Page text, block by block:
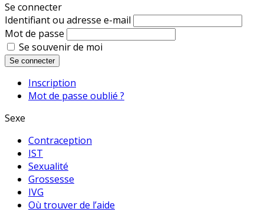
Se connecter
Identifiant ou adresse e-mail
Mot de passe
Se souvenir de moi
Se connecter
Inscription
Mot de passe oublié ?
Sexe
Contraception
IST
Sexualité
Grossesse
IVG
Où trouver de l’aide